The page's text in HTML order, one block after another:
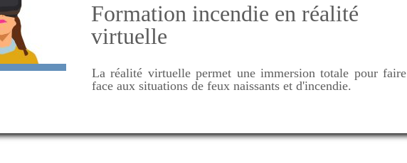
La réalité virtuelle permet une immersion totale pour faire
face aux situations de feux naissants et d'incendie.
Formation incendie en réalité
virtuelle